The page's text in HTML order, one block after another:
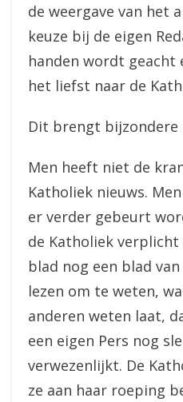
de weergave van het
keuze bij de eigen
handen wordt geacht
het liefst naar de
Dit brengt bijzondere
Men heeft niet de
Katholiek nieuws.
er verder gebeurt
de Katholiek verplicht
blad nog een blad
lezen om te weten,
anderen weten laat,
een eigen Pers nog
verwezenlijkt. De
ze aan haar roeping